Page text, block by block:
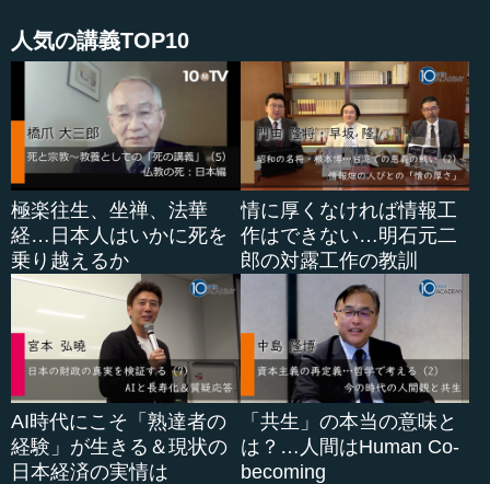
人気の講義TOP10
極楽往生、坐禅、法華
経…日本人はいかに死を
乗り越えるか
情に厚くなければ情報工
作はできない…明石元二
郎の対露工作の教訓
AI時代にこそ「熟達者の
経験」が生きる＆現状の
日本経済の実情は
「共生」の本当の意味と
は？…人間はHuman Co-
becoming